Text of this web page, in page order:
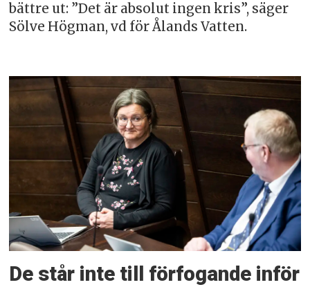
bättre ut: ”Det är absolut ingen kris”, säger
Sölve Högman, vd för Ålands Vatten.
De står inte till förfogande inför